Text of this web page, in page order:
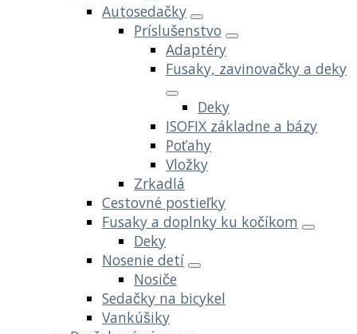
Autosedačky
Príslušenstvo
Adaptéry
Fusaky, zavinovačky a deky
Deky
ISOFIX základne a bázy
Poťahy
Vložky
Zrkadlá
Cestovné postieľky
Fusaky a doplnky ku kočíkom
Deky
Nosenie detí
Nosiče
Sedačky na bicykel
Vankúšiky